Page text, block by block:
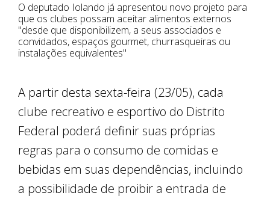
O deputado Iolando já apresentou novo projeto para
que os clubes possam aceitar alimentos externos
"desde que disponibilizem, a seus associados e
convidados, espaços gourmet, churrasqueiras ou
instalações equivalentes"
A partir desta sexta-feira (23/05), cada
clube recreativo e esportivo do Distrito
Federal poderá definir suas próprias
regras para o consumo de comidas e
bebidas em suas dependências, incluindo
a possibilidade de proibir a entrada de